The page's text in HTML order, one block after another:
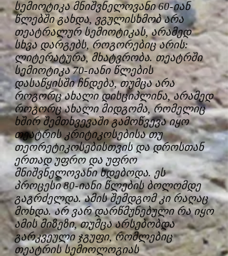
სემიოტიკა მნიშვნელოვანი 60-იან
წლებში გახდა, ვგულისხმობ არა
თეატრალურ სემიოტიკას, არამედ
სხვა დარგებს, როგორებიც არის:
ლიტერატურა, მხატვრობა. თეატრში
სემიოტიკა 70-იანი წლების
დასაწყისში ჩნდება, თუმცა არა
როგორც ახალი დისციპლინა, არამედ
როგორც ახალი მიდგომა, რომელიც
ხშირ შემთხვევაში გამოწვევა იყო
თეატრის კრიტიკოსებისა თუ
თეორეტიკოსებისთვის და დროსთან
ერთად უფრო და უფრო
მნიშვნელოვანი ხდებოდა. ეს
პროცესი 80-იანი წლების ბოლომდე
გაგრძელდა. ამის შემდგომ კი რაღაც
მოხდა. არ ვარ დარწმუნებული რა იყო
ამის მიზეზი, თუმცა არსებობდა
გარკვეული ჯგუფი, რომლებიც
თეატრის სემიოლოგიას